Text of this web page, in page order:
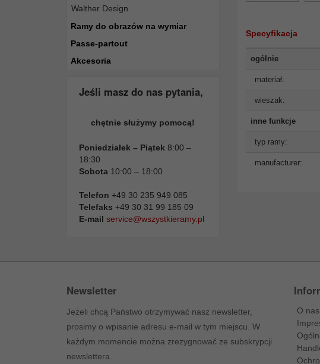
Walther Design
Ramy do obrazów na wymiar
Passe-partout
Akcesoria
Jeśli masz do nas pytania,
chętnie służymy pomocą!
Poniedziałek – Piątek 8:00 –
18:30
Sobota 10:00 – 18:00
Telefon +49 30 235 949 085
Telefaks +49 30 31 99 185 09
E-mail service@wszystkieramy.pl
Specyfikacja
ogólnie
materiał:
wieszak:
inne funkcje
typ ramy:
manufacturer:
Newsletter
Jeżeli chcą Państwo otrzymywać nasz newsletter,
prosimy o wpisanie adresu e-mail w tym miejscu. W
każdym momencie można zrezygnować ze subskrypcji
newslettera.
O nas